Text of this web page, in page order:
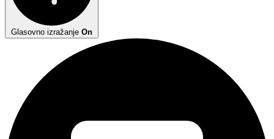
Glasovno izražanje On